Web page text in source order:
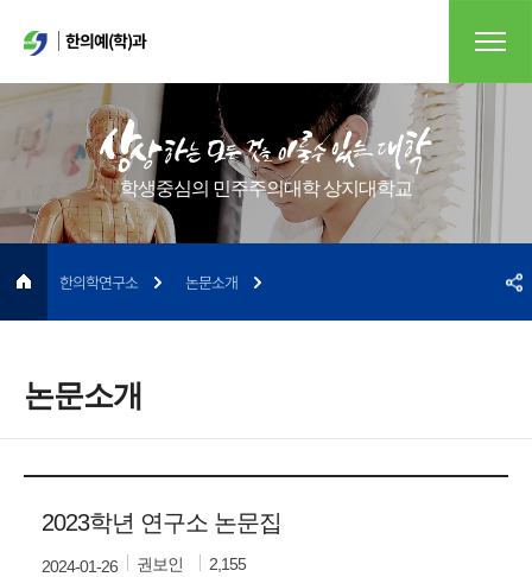
한의예(학)과
학생중심의 민주주의대학 상지대학교
논문소개
한의학연구소 논문소개
2023학년 연구소 논문집
권보인 2,155
2024-01-26